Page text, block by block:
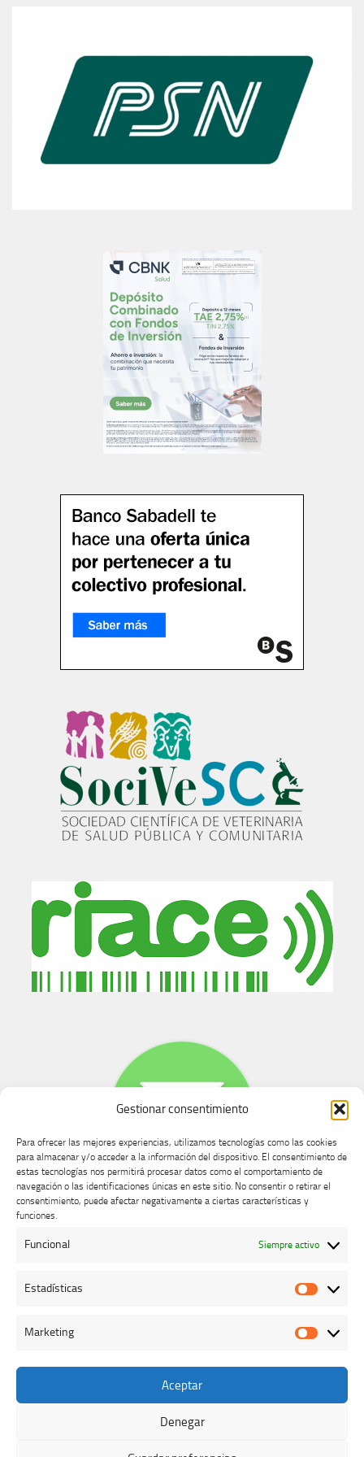
Gestionar consentimiento
Para ofrecer las mejores experiencias, utilizamos tecnologías como las cookies
para almacenar y/o acceder a la información del dispositivo. El consentimiento de
estas tecnologías nos permitirá procesar datos como el comportamiento de
navegación o las identificaciones únicas en este sitio. No consentir o retirar el
consentimiento, puede afectar negativamente a ciertas características y
funciones.
Funcional Siempre activo
Estadísticas
Marketing
Aceptar
Denegar
Buzón de dudas, quejas y sugerencias
Colegio Oficial de Veterinarios de Cáceres © 2026. Todos los